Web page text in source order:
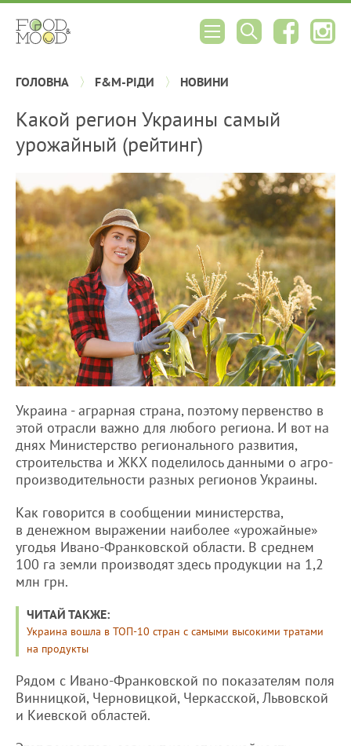
ГОЛОВНА F&M-РІДИ НОВИНИ
Какой регион Украины самый
урожайный (рейтинг)
Украина - аграрная страна, поэтому первенство в
этой отрасли важно для любого региона. И вот на
днях Министерство регионального развития,
строительства и ЖКХ поделилось данными о агро-
производительности разных регионов Украины.
Как говорится в сообщении министерства,
в денежном выражении наиболее «урожайные»
угодья Ивано-Франковской области. В среднем
100 га земли производят здесь продукции на 1,2
млн грн.
ЧИТАЙ ТАКЖЕ:
Украина вошла в ТОП-10 стран с самыми высокими тратами
на продукты
Рядом с Ивано-Франковской по показателям поля
Винницкой, Черновицкой, Черкасской, Львовской
и Киевской областей.